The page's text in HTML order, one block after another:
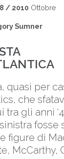
/ 2010 Ottobre
Sumner
quasi per
che
gli anni
fosse
figure di
McCarthy,